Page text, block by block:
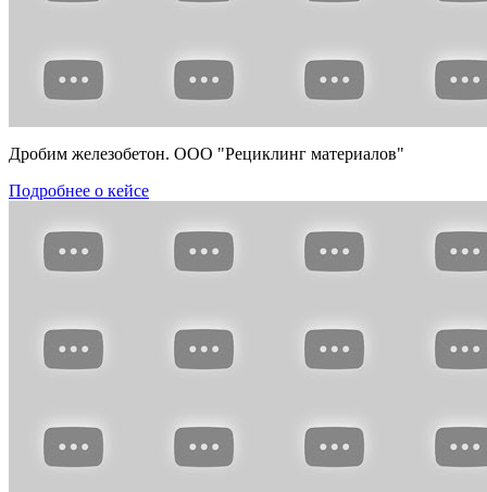
Дробим железобетон. ООО "Рециклинг материалов"
Подробнее о кейсе